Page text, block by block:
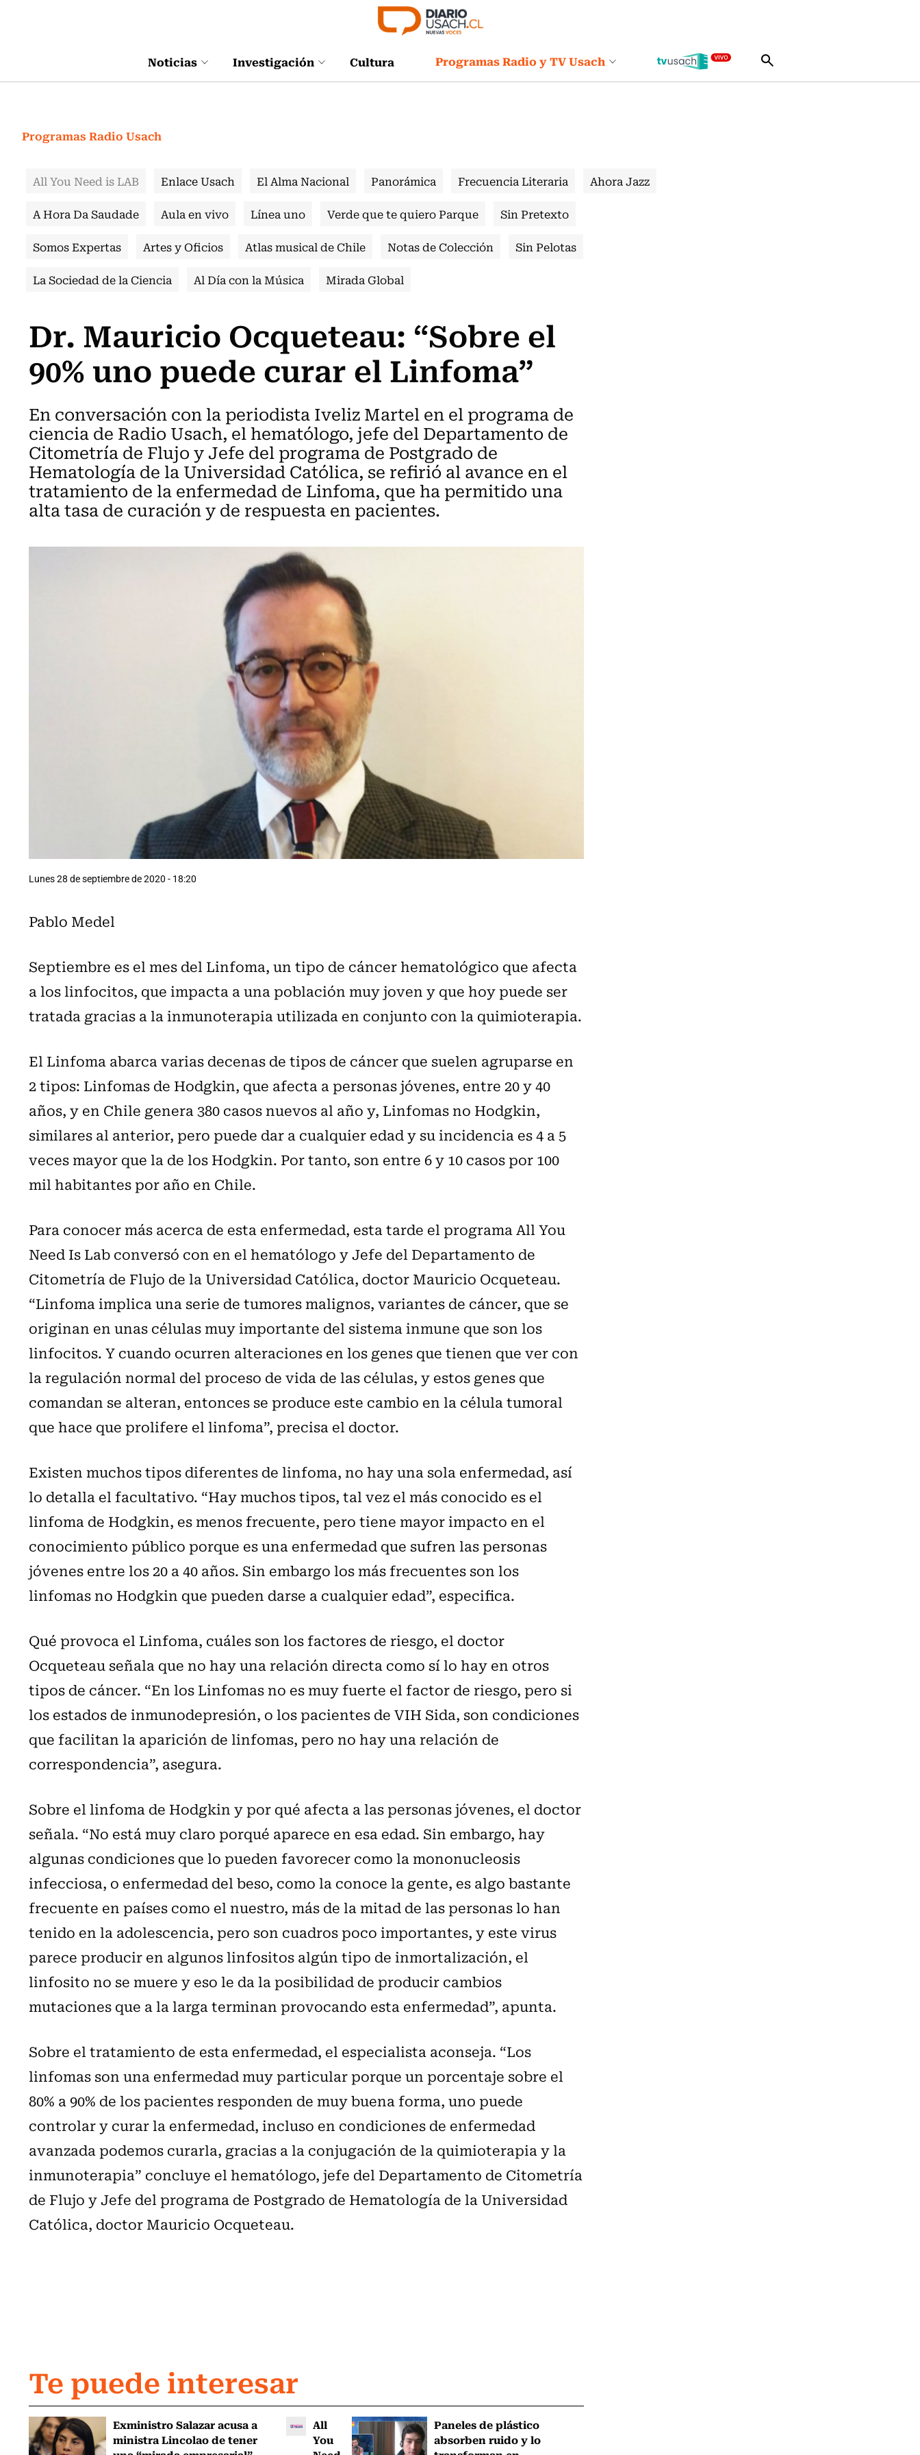
Noticias Investigación Cultura Programas Radio y TV Usach
Programas Radio Usach
All You Need is LAB Enlace Usach El Alma Nacional Panorámica Frecuencia Literaria
Ahora Jazz
A Hora Da Saudade
Aula en vivo Línea uno Verde que te quiero Parque
Sin Pretexto
Somos Expertas
Artes y Oficios Atlas musical de Chile Notas de Colección
Sin Pelotas
La Sociedad de la Ciencia
Al Día con la Música Mirada Global
Dr. Mauricio Ocqueteau: “Sobre el
90% uno puede curar el Linfoma”
En conversación con la periodista Iveliz Martel en el programa de
ciencia de Radio Usach, el hematólogo, jefe del Departamento de
Citometría de Flujo y Jefe del programa de Postgrado de
Hematología de la Universidad Católica, se refirió al avance en el
tratamiento de la enfermedad de Linfoma, que ha permitido una
alta tasa de curación y de respuesta en pacientes.
Lunes 28 de septiembre de 2020 - 18:20
Pablo Medel
Septiembre es el mes del Linfoma, un tipo de cáncer hematológico que afecta
a los linfocitos, que impacta a una población muy joven y que hoy puede ser
tratada gracias a la inmunoterapia utilizada en conjunto con la quimioterapia.
El Linfoma abarca varias decenas de tipos de cáncer que suelen agruparse en
2 tipos: Linfomas de Hodgkin, que afecta a personas jóvenes, entre 20 y 40
años, y en Chile genera 380 casos nuevos al año y, Linfomas no Hodgkin,
similares al anterior, pero puede dar a cualquier edad y su incidencia es 4 a 5
veces mayor que la de los Hodgkin. Por tanto, son entre 6 y 10 casos por 100
mil habitantes por año en Chile.
Para conocer más acerca de esta enfermedad, esta tarde el programa All You
Need Is Lab conversó con en el hematólogo y Jefe del Departamento de
Citometría de Flujo de la Universidad Católica, doctor Mauricio Ocqueteau.
“Linfoma implica una serie de tumores malignos, variantes de cáncer, que se
originan en unas células muy importante del sistema inmune que son los
linfocitos. Y cuando ocurren alteraciones en los genes que tienen que ver con
la regulación normal del proceso de vida de las células, y estos genes que
comandan se alteran, entonces se produce este cambio en la célula tumoral
que hace que prolifere el linfoma”, precisa el doctor.
Existen muchos tipos diferentes de linfoma, no hay una sola enfermedad, así
lo detalla el facultativo. “Hay muchos tipos, tal vez el más conocido es el
linfoma de Hodgkin, es menos frecuente, pero tiene mayor impacto en el
conocimiento público porque es una enfermedad que sufren las personas
jóvenes entre los 20 a 40 años. Sin embargo los más frecuentes son los
linfomas no Hodgkin que pueden darse a cualquier edad”, especifica.
Qué provoca el Linfoma, cuáles son los factores de riesgo, el doctor
Ocqueteau señala que no hay una relación directa como sí lo hay en otros
tipos de cáncer. “En los Linfomas no es muy fuerte el factor de riesgo, pero si
los estados de inmunodepresión, o los pacientes de VIH Sida, son condiciones
que facilitan la aparición de linfomas, pero no hay una relación de
correspondencia”, asegura.
Sobre el linfoma de Hodgkin y por qué afecta a las personas jóvenes, el doctor
señala. “No está muy claro porqué aparece en esa edad. Sin embargo, hay
algunas condiciones que lo pueden favorecer como la mononucleosis
infecciosa, o enfermedad del beso, como la conoce la gente, es algo bastante
frecuente en países como el nuestro, más de la mitad de las personas lo han
tenido en la adolescencia, pero son cuadros poco importantes, y este virus
parece producir en algunos linfositos algún tipo de inmortalización, el
linfosito no se muere y eso le da la posibilidad de producir cambios
mutaciones que a la larga terminan provocando esta enfermedad”, apunta.
Sobre el tratamiento de esta enfermedad, el especialista aconseja. “Los
linfomas son una enfermedad muy particular porque un porcentaje sobre el
80% a 90% de los pacientes responden de muy buena forma, uno puede
controlar y curar la enfermedad, incluso en condiciones de enfermedad
avanzada podemos curarla, gracias a la conjugación de la quimioterapia y la
inmunoterapia” concluye el hematólogo, jefe del Departamento de Citometría
de Flujo y Jefe del programa de Postgrado de Hematología de la Universidad
Católica, doctor Mauricio Ocqueteau.
Te puede interesar
Exministro Salazar acusa a
ministra Lincolao de tener
All
You
Paneles de plástico
absorben ruido y lo